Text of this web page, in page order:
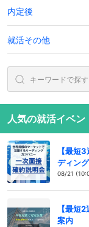
内定後
就活その他
人気の就活イベン
【最短
ディン
08/21
【最短
案内